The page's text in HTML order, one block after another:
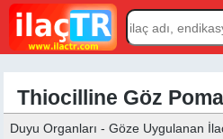
Thiocilline Göz
Duyu Organları - Göze Uygulanan